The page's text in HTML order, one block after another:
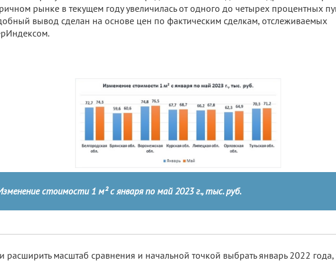
рынке в текущем году увеличилась от одного до четырех процентных
вывод сделан на основе цен по фактическим сделкам, отслеживаемых
стоимости 1 м² с января по май 2023 г., тыс. руб.
расширить масштаб сравнения и начальной точкой выбрать январь 2022 года,